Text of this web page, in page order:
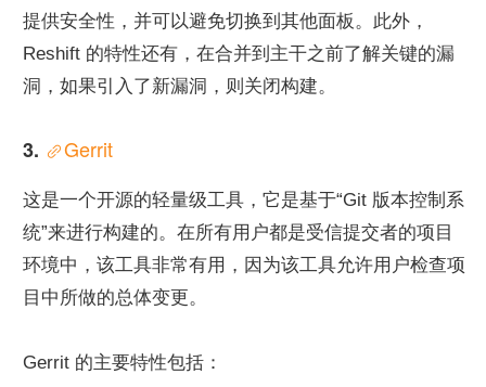
提供安全性，并可以避免切换到其他面板。此外，
Reshift 的特性还有，在合并到主干之前了解关键的漏
洞，如果引入了新漏洞，则关闭构建。
3. Gerrit
这是一个开源的轻量级工具，它是基于“Git 版本控制系
统”来进行构建的。在所有用户都是受信提交者的项目
环境中，该工具非常有用，因为该工具允许用户检查项
目中所做的总体变更。
Gerrit 的主要特性包括：